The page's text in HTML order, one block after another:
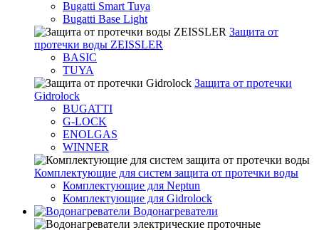
Bugatti Smart Tuya
Bugatti Base Light
Защита от
протечки воды ZEISSLER
BASIC
TUYA
Защита от протечки
Gidrolock
BUGATTI
G-LOCK
ENOLGAS
WINNER
Комплектующие для систем защита от протечки воды
Комплектующие для Neptun
Комплектующие для Gidrolock
Водонагреватели